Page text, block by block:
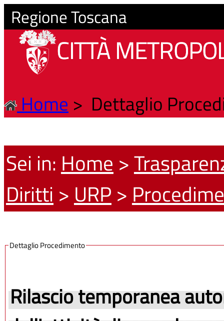
Regione Toscana
CITTÀ
Home > Dettaglio
Sei in: Home >
Diritti > URP >
Dettaglio Procedimento
Rilascio temporanea